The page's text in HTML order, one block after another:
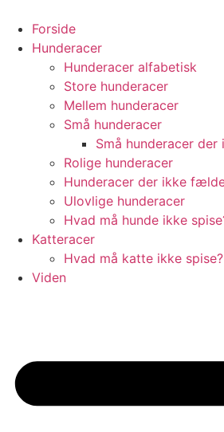
indhold
Forside
Hunderacer
Hunderacer alfabetisk
Store hunderacer
Mellem hunderacer
Små hunderacer
Små hunderacer der
Rolige hunderacer
Hunderacer der ikke
Ulovlige hunderacer
Hvad må hunde ikke
Katteracer
Hvad må katte ikke spise?
Viden